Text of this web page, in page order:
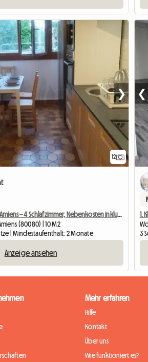
12
❯
Wohngemeinschaft in Amiens – 4 Schlafzimmer, Nebenkosten inklusive
(80080) | 10 M2
| Mindestaufenthalt: 2 Monate
Anzeige ansehen
❮
1.
3
Mehr erfahren
Hilfe
Kontakt
Über uns
Wie funktioniert es?